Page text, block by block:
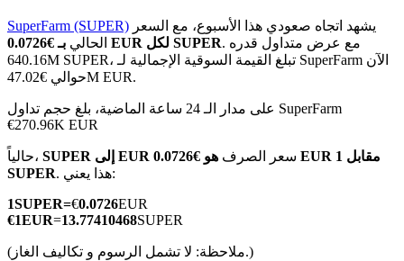
العقود الآجلة لـ COIN-M
TradFi
SuperFarm (SUPER)
الحالي
بـ €0.0726 EUR لكل SUPER. مع عرض متداول قدره
640.16M SUPER، تبلغ القيمة السوقية الإجمالية لـ SuperFarm الآن
حوالي €47.02M EUR.
على مدار الـ 24 ساعة الماضية، بلغ حجم تداول SuperFarm
€270.96K EUR
حالياً، SUPER إلى EUR سعر الصرف
هو €0.0726 EUR مقابل 1
SUPER
. هذا يعني:
1SUPER=€0.0726EUR
€1EUR=13.77410468SUPER
(ملاحظة: لا تشمل الرسوم و تكاليف الغاز.)